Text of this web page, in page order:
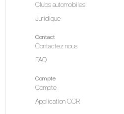
Clubs automobiles
Juridique
Contact
Contactez nous
FAQ
Compte
Compte
Application CCR